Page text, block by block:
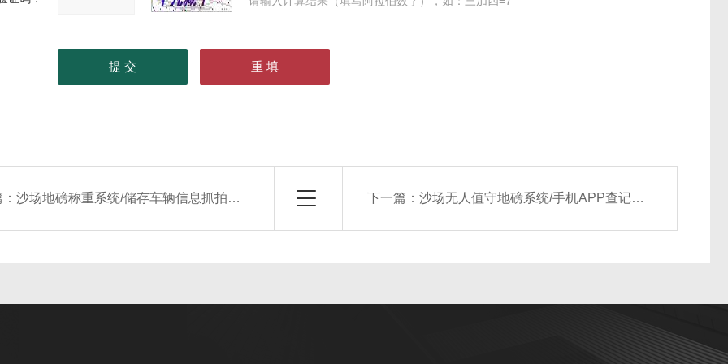
：沙场地磅称重系统/储存车辆信息抓拍照片 下一篇： 沙场无人值守地磅系统/手机APP查记录管理